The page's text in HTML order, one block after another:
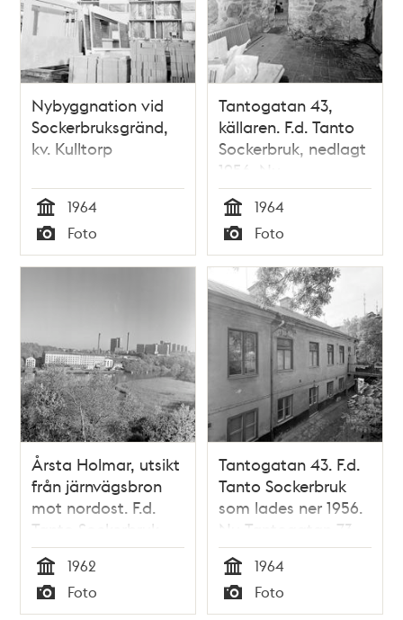
Nybyggnation vid
Sockerbruksgränd,
kv. Kulltorp
Tid
1964
Typ
Foto
Tantogatan 43,
källaren. F.d. Tanto
Sockerbruk, nedlagt
1956. Nu
Tantogatan 73, kv.
Kulltorp
Tid
1964
Typ
Foto
Årsta Holmar, utsikt
från järnvägsbron
mot nordost. F.d.
Tanto Sockerbruk
och Södersjukhuset i
fonden
Tid
1962
Typ
Foto
Tantogatan 43. F.d.
Tanto Sockerbruk
som lades ner 1956.
Nu Tantogatan 73,
kv. Kulltorp
Tid
1964
Typ
Foto